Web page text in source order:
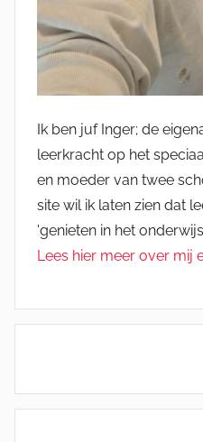
Ik ben juf Inger; de
leerkracht op het
en moeder van twee
site wil ik laten zien dat
'genieten in het
Lees hier meer over mij